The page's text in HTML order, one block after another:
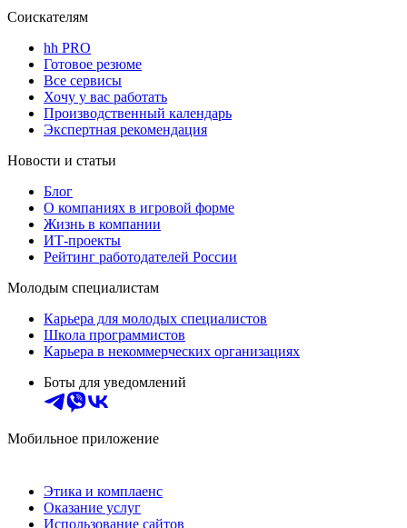
Соискателям
hh PRO
Готовое резюме
Все сервисы
Хочу у вас работать
Производственный календарь
Экспертная рекомендация
Новости и статьи
Блог
О компаниях в игровой форме
Жизнь в компании
ИТ-проекты
Рейтинг работодателей России
Молодым специалистам
Карьера для молодых специалистов
Школа программистов
Карьера в некоммерческих организациях
Боты для уведомлений
Мобильное приложение
Этика и комплаенс
Оказание услуг
Использование сайтов